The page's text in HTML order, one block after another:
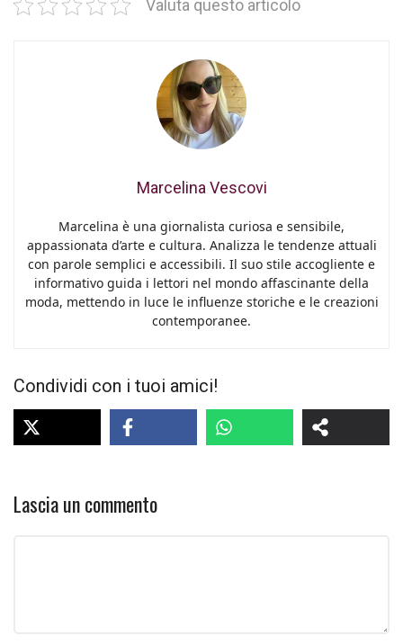
Valuta questo articolo
Marcelina Vescovi
Marcelina è una giornalista curiosa e sensibile,
appassionata d’arte e cultura. Analizza le tendenze attuali
con parole semplici e accessibili. Il suo stile accogliente e
informativo guida i lettori nel mondo affascinante della
moda, mettendo in luce le influenze storiche e le creazioni
contemporanee.
Condividi con i tuoi amici!
Lascia un commento